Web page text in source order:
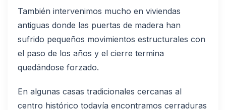
También intervenimos mucho en viviendas
antiguas donde las puertas de madera han
sufrido pequeños movimientos estructurales con
el paso de los años y el cierre termina
quedándose forzado.
En algunas casas tradicionales cercanas al
centro histórico todavía encontramos cerraduras